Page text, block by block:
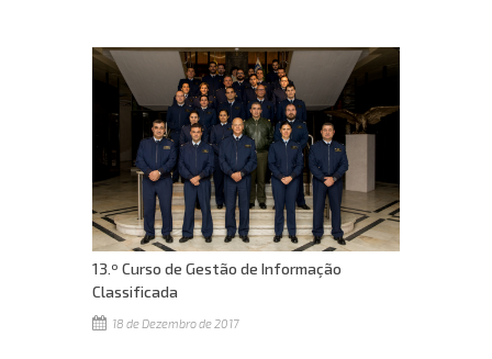
13.º Curso de Gestão de Informação
Classificada
18 de Dezembro de 2017